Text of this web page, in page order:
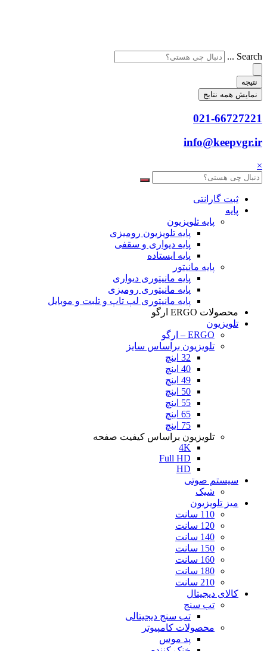
Search ...
نتیجه
نمایش همه نتایج
021-66727221
info@keepvgr.ir
×
ثبت گارانتی
پایه
پایه تلویزیون
پایه تلویزیون رومیزی
پایه دیواری و سقفی
پایه ایستاده
پایه مانیتور
پایه مانیتوری دیواری
پایه مانیتوری رومیزی
پایه مانیتوری لپ تاپ و تلبت و موبایل
محصولات ERGO ارگو
تلویزیون
ERGO – ارگو
تلویزیون براساس سایز
32 اینچ
40 اینچ
49 اینچ
50 اینچ
55 اینچ
65 اینچ
75 اینچ
تلویزیون براساس کیفیت صفحه
4K
Full HD
HD
سیستم صوتی
شیک
میز تلویزیون
110 سانت
120 سانت
140 سانت
150 سانت
160 سانت
180 سانت
210 سانت
کالای دیجیتال
تب سنج
تب سنج دیجیتالی
محصولات کامپیوتر
پد موس